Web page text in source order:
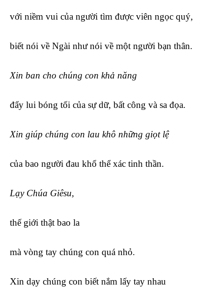
với niềm vui của người tìm được viên ngọc quý,
biết nói về Ngài như nói về một người bạn thân.
Xin ban cho chúng con khả năng
đẩy lui bóng tối của sự dữ, bất công và sa đọa.
Xin giúp chúng con lau khô những giọt lệ
của bao người đau khổ thể xác tinh thần.
Lạy Chúa Giêsu,
thế giới thật bao la
mà vòng tay chúng con quá nhỏ.
Xin dạy chúng con biết nắm lấy tay nhau